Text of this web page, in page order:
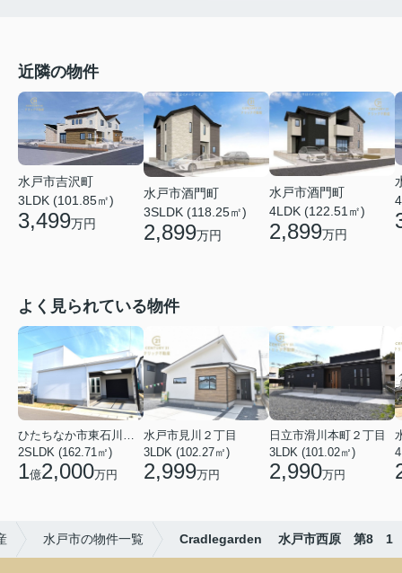
近隣の物件
水戸市吉沢町
3LDK (101.85㎡)
3,499万円
水戸市酒門町
3SLDK (118.25㎡)
2,899万円
水戸市酒門町
4LDK (122.51㎡)
2,899万円
よく見られている物件
2SLDK (162.71㎡)
1億2,000万円
水戸市見川２丁目
3LDK (102.27㎡)
2,999万円
日立市滑川本町２丁目
3LDK (101.02㎡)
2,990万円
水戸市の物件一覧 Cradlegarden 水戸市西原 第8 1